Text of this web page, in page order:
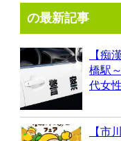
の最新記事
【痴
橋駅
代女
【市